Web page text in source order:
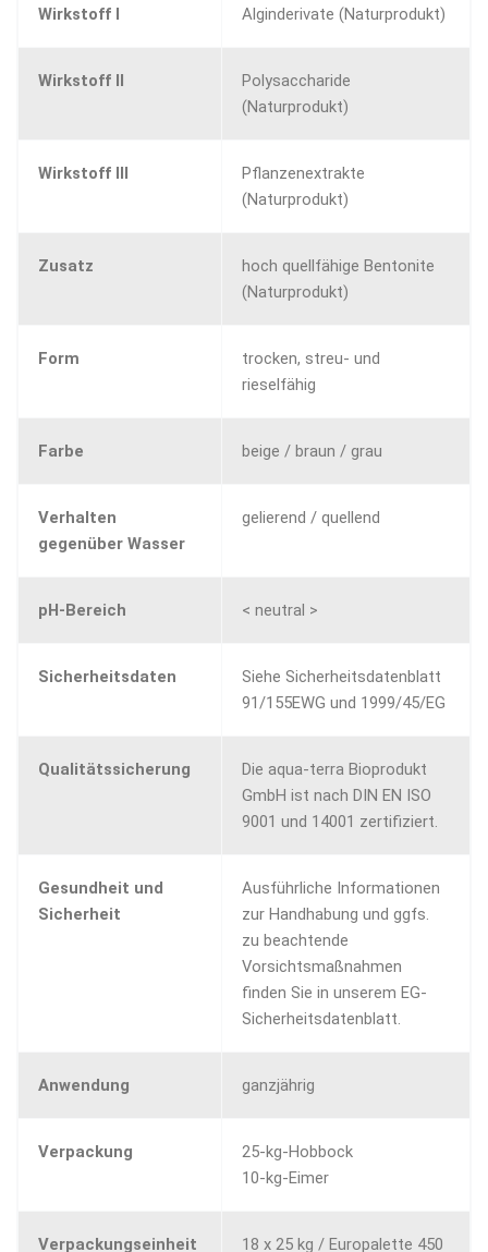
Wirkstoff I Alginderivate (Naturprodukt)
Wirkstoff II
Polysaccharide
(Naturprodukt)
Wirkstoff III
Pflanzenextrakte
(Naturprodukt)
Zusatz
hoch quellfähige Bentonite
(Naturprodukt)
Form
trocken, streu- und
rieselfähig
Farbe beige / braun / grau
Verhalten
gegenüber Wasser
gelierend / quellend
pH-Bereich < neutral >
Sicherheitsdaten
Siehe Sicherheitsdatenblatt
91/155EWG und 1999/45/EG
Qualitätssicherung
Die aqua-terra Bioprodukt
GmbH ist nach DIN EN ISO
9001 und 14001 zertifiziert.
Gesundheit und
Sicherheit
Ausführliche Informationen
zur Handhabung und ggfs.
zu beachtende
Vorsichtsmaßnahmen
finden Sie in unserem EG-
Sicherheitsdatenblatt.
Anwendung ganzjährig
Verpackung
25-kg-Hobbock
10-kg-Eimer
Verpackungseinheit 18 x 25 kg / Europalette 450